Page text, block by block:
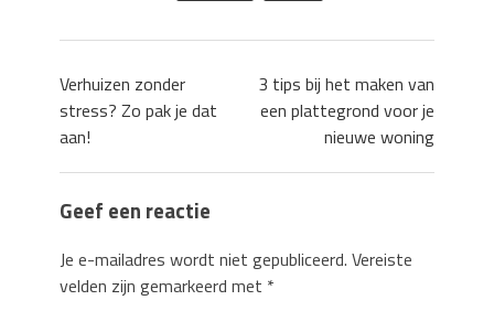
Verhuizen zonder
stress? Zo pak je dat
aan!
3 tips bij het maken van
een plattegrond voor je
nieuwe woning
Geef een reactie
Je e-mailadres wordt niet gepubliceerd. Vereiste
velden zijn gemarkeerd met *